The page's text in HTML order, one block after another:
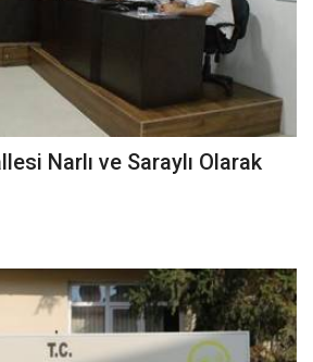
Narlı ve Saraylı Olarak